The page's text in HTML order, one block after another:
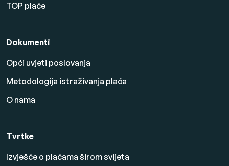
TOP plaće
Dokumenti
Opći uvjeti poslovanja
Metodologija istraživanja plaća
O nama
Tvrtke
Izvješće o plaćama širom svijeta